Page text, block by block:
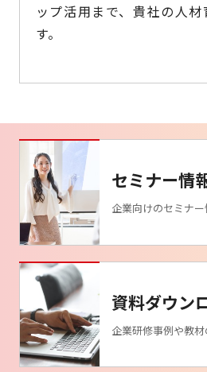
ップ活用まで、貴社の人
す。
セミナー情
企業向けのセミナ
資料ダウン
企業研修事例や教